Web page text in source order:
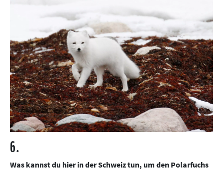
6.
Was kannst du hier in der Schweiz tun, um den Polarfuchs